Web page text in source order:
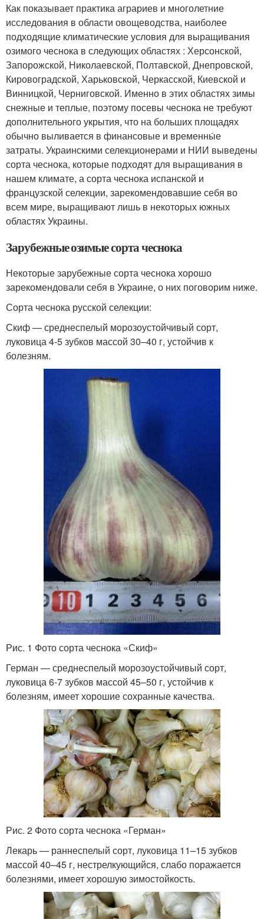
Как показывает практика аграриев и многолетние
исследования в области овощеводства, наиболее
подходящие климатические условия для выращивания
озимого чеснока в следующих областях : Херсонской,
Запорожской, Николаевской, Полтавской, Днепровской,
Кировоградской, Харьковской, Черкасской, Киевской и
Винницкой, Черниговской. Именно в этих областях зимы
снежные и теплые, поэтому посевы чеснока не требуют
дополнительного укрытия, что на больших площадях
обычно выливается в финансовые и временны́е
затраты. Украинскими селекционерами и НИИ выведены
сорта чеснока, которые подходят для выращивания в
нашем климате, а сорта чеснока испанской и
французской селекции, зарекомендовавшие себя во
всем мире, выращивают лишь в некоторых южных
областях Украины.
Зарубежные озимые сорта чеснока
Некоторые зарубежные сорта чеснока хорошо
зарекомендовали себя в Украине, о них поговорим ниже.
Сорта чеснока русской селекции:
Скиф — среднеспелый морозоустойчивый сорт,
луковица 4-5 зубков массой 30–40 г, устойчив к
болезням.
Рис. 1 Фото сорта чеснока «Скиф»
Герман — среднеспелый морозоустойчивый сорт,
луковица 6-7 зубков массой 45–50 г, устойчив к
болезням, имеет хорошие сохранные качества.
Рис. 2 Фото сорта чеснока «Герман»
Лекарь — раннеспелый сорт, луковица 11–15 зубков
массой 40–45 г, нестрелкующийся, слабо поражается
болезнями, имеет хорошую зимостойкость.